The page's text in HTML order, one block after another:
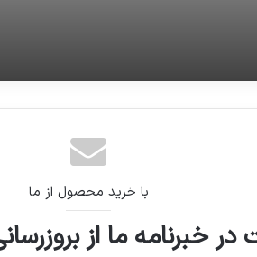
با خرید محصول از ما
خبرنامه ما از